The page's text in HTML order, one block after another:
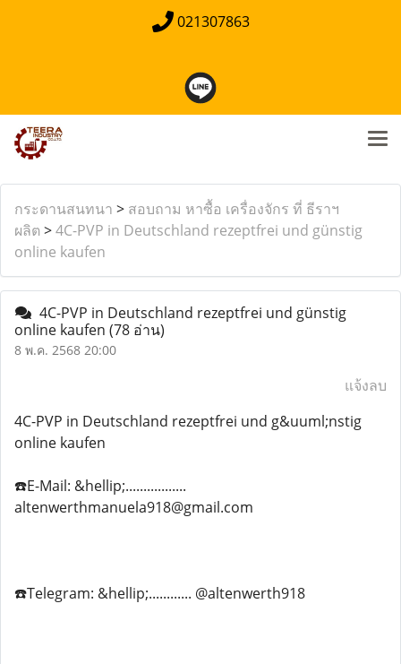
021307863
กระดานสนทนา > สอบถาม หาซื้อ เครื่องจักร ที่ ธีราฯ
ผลิต >4C-PVP in Deutschland rezeptfrei und günstig
online kaufen
4C-PVP in Deutschland rezeptfrei und günstig
online kaufen (78 อ่าน)
8 พ.ค. 2568 20:00
แจ้งลบ
4C-PVP in Deutschland rezeptfrei und g&uuml;nstig
online kaufen
☎️E-Mail: &hellip;.................
altenwerthmanuela918@gmail.com
☎️Telegram: &hellip;............ @altenwerth918